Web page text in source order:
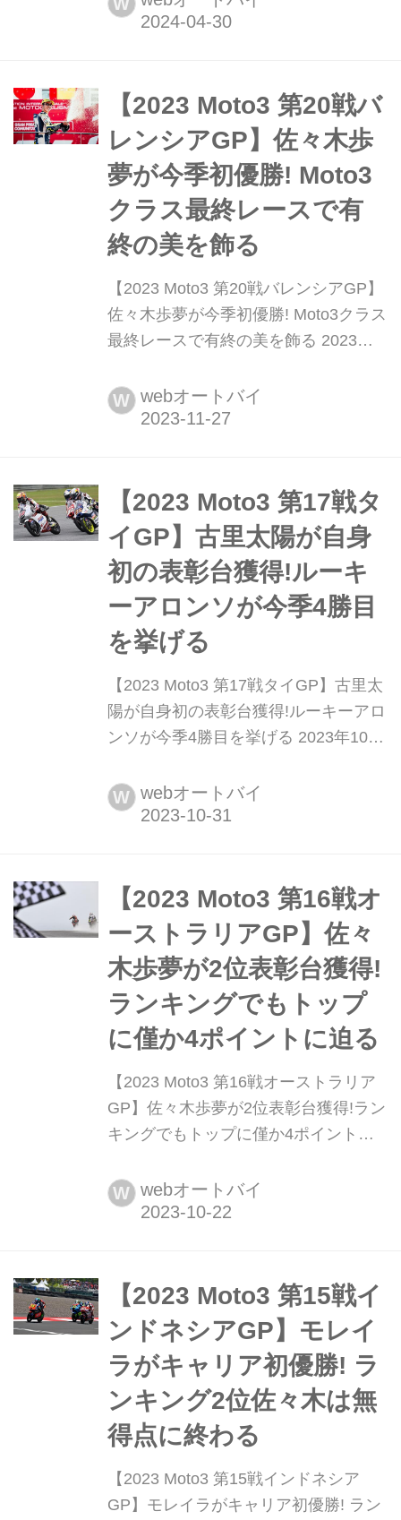
4戦スペインGPが開催された。これま
296,741人を動員。コロナが落ち着き
をみせた中、ヘレスらしい最高のシチ
ュエー...
【2023 Moto3 第20戦バ
レンシアGP】佐々木歩
夢が今季初優勝! Moto3
クラス最終レースで有
終の美を飾る
【2023 Moto3 第20戦バレンシアGP】
佐々木歩夢が今季初優勝! Moto3クラス
最終レースで有終の美を飾る 2023年
Moto3クラス第20戦バレンシアGPがリ
カルド・トルモ・サーキットで行われ
オンに届かなかった佐々木歩夢(Liqui
Moly Husqvarna Int...
W webオートバイ
【2023 Moto3 第17戦タ
イGP】古里太陽が自身
初の表彰台獲得!ルーキ
ーアロンソが今季4勝目
を挙げる
【2023 Moto3 第17戦タイGP】古里太
陽が自身初の表彰台獲得!ルーキーアロ
ンソが今季4勝目を挙げる 2023年10月
タイGPがチャーン・インターナショ
ナル・サーキットで行われた。ランキ
し続け、ランキングトップのジャウ
マ・マシア...
W webオートバイ
【2023 Moto3 第16戦オ
ーストラリアGP】佐々
木歩夢が2位表彰台獲得!
ランキングでもトップ
に僅か4ポイントに迫る
【2023 Moto3 第16戦オーストラリア
GP】佐々木歩夢が2位表彰台獲得!ラン
キングでもトップに僅か4ポイントに
世界選手権第16戦オーストラリアGP
がフィリップ・アイランド・グランプ
ったランキング2位の佐々木歩夢(Liqui
Moly Husqvarna Intact GP)...
W webオートバイ
【2023 Moto3 第15戦イ
ンドネシアGP】モレイ
ラがキャリア初優勝! ラ
ンキング2位佐々木は無
得点に終わる
【2023 Moto3 第15戦インドネシア
GP】モレイラがキャリア初優勝! ラン